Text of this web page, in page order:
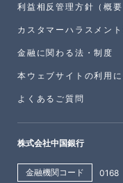
利益相反管理方針（概要
カスタマーハラスメン
金融に関わる法・制度
本ウェブサイトの利用
よくあるご質問
株式会社中国銀行
金融機関コード 0168